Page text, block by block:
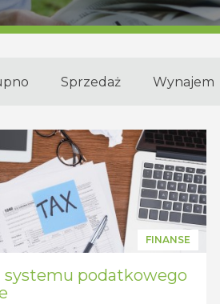
Sprzedaż Wynajem
FINANSE
systemu podatkowego